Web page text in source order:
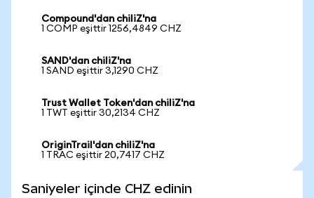
Compound'dan chiliZ'na
1 COMP eşittir 1256,4849 CHZ
SAND'dan chiliZ'na
1 SAND eşittir 3,1290 CHZ
Trust Wallet Token'dan chiliZ'na
1 TWT eşittir 30,2134 CHZ
OriginTrail'dan chiliZ'na
1 TRAC eşittir 20,7417 CHZ
Saniyeler içinde CHZ edinin